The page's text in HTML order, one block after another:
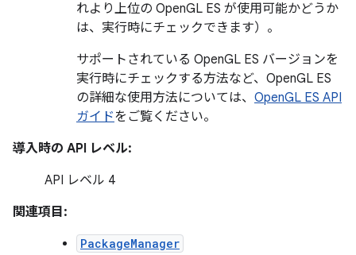
れより上位の OpenGL ES が使用可能かどうか
は、実行時にチェックできます）。
サポートされている OpenGL ES バージョンを
実行時にチェックする方法など、OpenGL ES
の詳細な使用方法については、 OpenGL ES API
ガイドをご覧ください。
導入時の API レベル:
API レベル 4
関連項目:
PackageManager